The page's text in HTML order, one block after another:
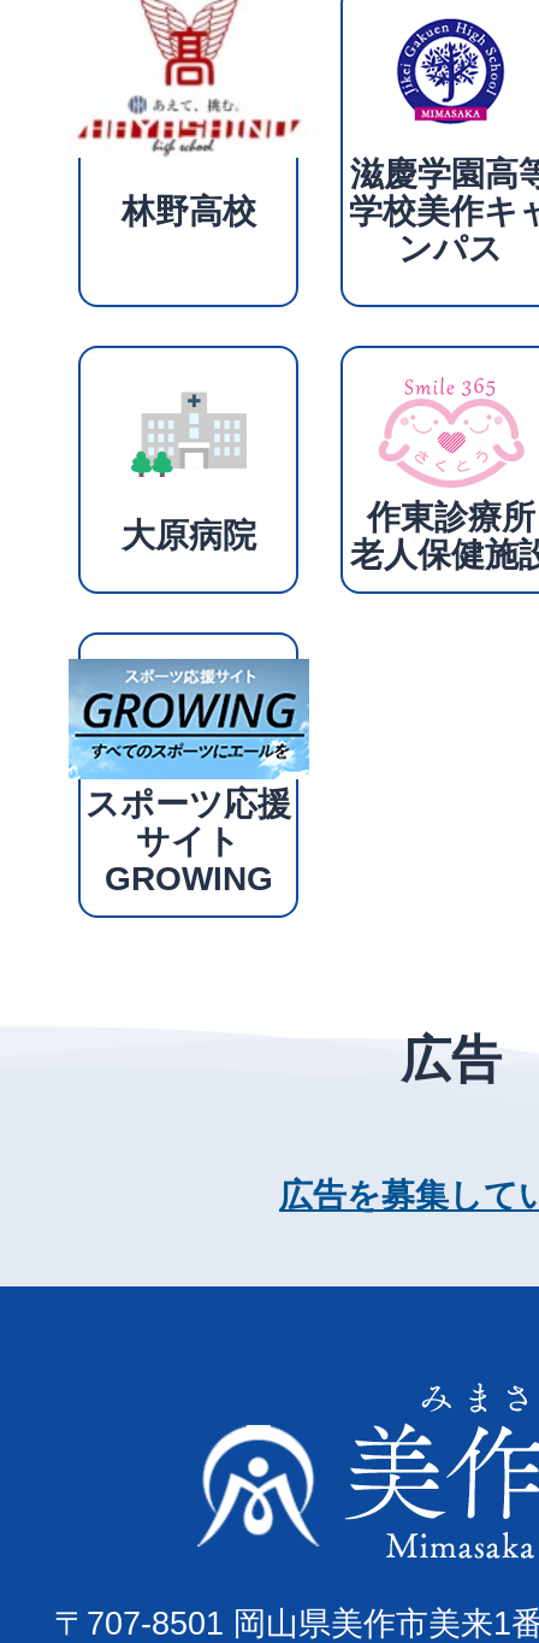
林野高校
滋慶学園高
学校美作キ
ンパス
大原病院
作東診療所
老人保健施
スポーツ応援
サイト
GROWING
広告
広告を募集して
〒707-8501 岡山県美作市美来1